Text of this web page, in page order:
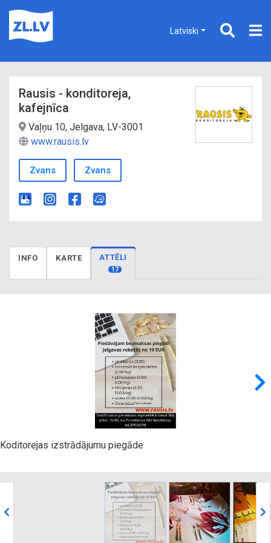
Latviski
Rausis - konditoreja,
kafejnīca
Vaļņu 10, Jelgava, LV-3001
www.rausis.lv
Zvans Zvans
INFO KARTE ATTĒLI
17
Koditorejas izstrādājumu piegāde